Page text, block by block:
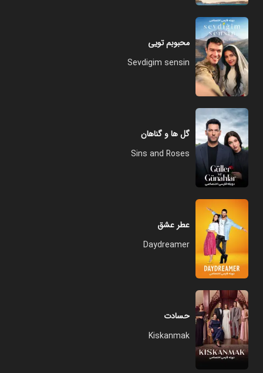
محبوبم تویی
Sevdigim sensin
گل ها و گناهان
Sins and Roses
عطر عشق
Daydreamer
حسادت
Kiskanmak